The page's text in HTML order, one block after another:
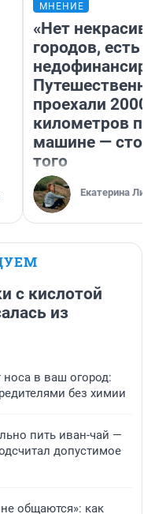
МНЕНИЕ
«Нет
городов, есть
проехали 2000
километров по
машине —
того
Екатерина
с кислотой
из
носа в ваш огород:
без химии
пить иван-чай —
допустимое
общаются»: как